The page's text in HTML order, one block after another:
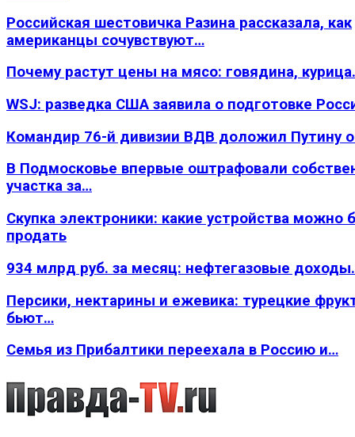
Российская шестовичка Разина рассказала, как
американцы сочувствуют…
Почему растут цены на мясо: говядина,
WSJ: разведка США заявила о подготовке
Командир 76-й дивизии ВДВ доложил Путину
В Подмосковье впервые оштрафовали
участка за…
Скупка электроники: какие устройства можно
продать
934 млрд руб. за месяц: нефтегазовые
Персики, нектарины и ежевика: турецкие
бьют…
Семья из Прибалтики переехала в Россию и…